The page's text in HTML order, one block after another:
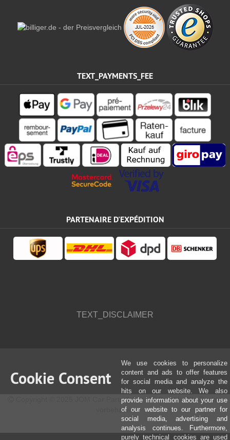
TEXT_PAYMENTS_FEE
PARTENAIRE D'EXPÉDITION
TEXT_DISCLAIMER
Copyright © 2025 JOM Car Parts & Car Hifi GmbH - Alle Rechte
vorbehalten
Cookie Consent
We use cookies to personalize
content and ads to offer features
for social media and analyze the
hits on our website. We also
provide information about your use
of our website to our partner for
social media, advertising and
analysis continues. Furthermore,
purely technical cookies are used